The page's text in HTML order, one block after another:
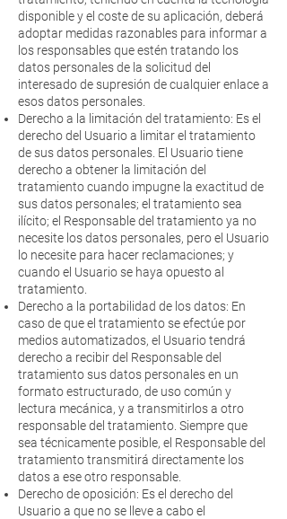
disponible y el coste de su aplicación, deberá
adoptar medidas razonables para informar a
los responsables que estén tratando los
datos personales de la solicitud del
interesado de supresión de cualquier enlace a
esos datos personales.
Derecho a la limitación del tratamiento: Es el
derecho del Usuario a limitar el tratamiento
de sus datos personales. El Usuario tiene
derecho a obtener la limitación del
tratamiento cuando impugne la exactitud de
sus datos personales; el tratamiento sea
ilícito; el Responsable del tratamiento ya no
necesite los datos personales, pero el Usuario
lo necesite para hacer reclamaciones; y
cuando el Usuario se haya opuesto al
tratamiento.
Derecho a la portabilidad de los datos: En
caso de que el tratamiento se efectúe por
medios automatizados, el Usuario tendrá
derecho a recibir del Responsable del
tratamiento sus datos personales en un
formato estructurado, de uso común y
lectura mecánica, y a transmitirlos a otro
responsable del tratamiento. Siempre que
sea técnicamente posible, el Responsable del
tratamiento transmitirá directamente los
datos a ese otro responsable.
Derecho de oposición: Es el derecho del
Usuario a que no se lleve a cabo el